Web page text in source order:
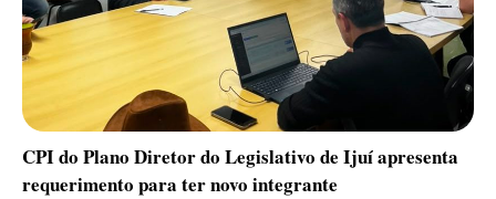
CPI do Plano Diretor do Legislativo de Ijuí apresenta
requerimento para ter novo integrante